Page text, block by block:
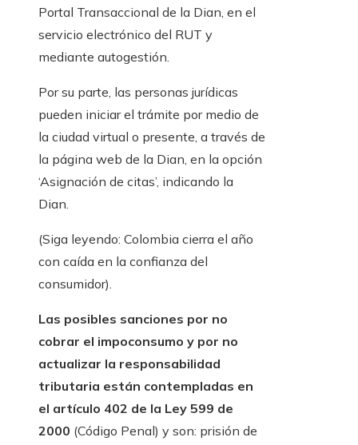
Portal Transaccional de la Dian, en el
servicio electrónico del RUT y
mediante autogestión.
Por su parte, las personas jurídicas
pueden iniciar el trámite por medio de
la ciudad virtual o presente, a través de
la página web de la Dian, en la opción
‘Asignación de citas’, indicando la
Dian.
(Siga leyendo: Colombia cierra el año
con caída en la confianza del
consumidor).
Las posibles sanciones por no
cobrar el impoconsumo y por no
actualizar la responsabilidad
tributaria están contempladas en
el artículo 402 de la Ley 599 de
2000 (Código Penal) y son: prisión de